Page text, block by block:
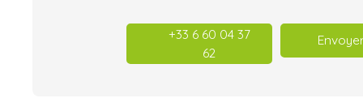
+33 6 60 04 37
62